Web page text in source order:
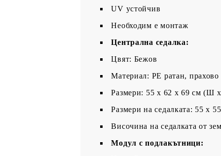
UV устойчив
Необходим е монтаж
Централна седалка:
Цвят: Бежов
Материал: PE ратан,
Размери: 55 x 62 x 69 см (Ш
Размери на седалката: 55 x
Височина на седалката от
Модул с подлакътници: